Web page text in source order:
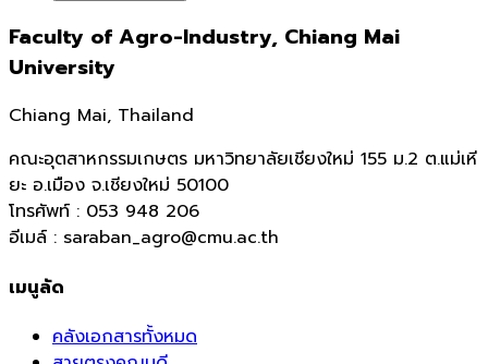
Faculty of Agro-Industry, Chiang Mai
University
Chiang Mai, Thailand
คณะอุตสาหกรรมเกษตร มหาวิทยาลัยเชียงใหม่ 155 ม.2 ต.แม่เหี
ยะ อ.เมือง จ.เชียงใหม่ 50100
โทรศัพท์ : 053 948 206
อีเมล์ : saraban_agro@cmu.ac.th
เมนูลัด
คลังเอกสารทั้งหมด